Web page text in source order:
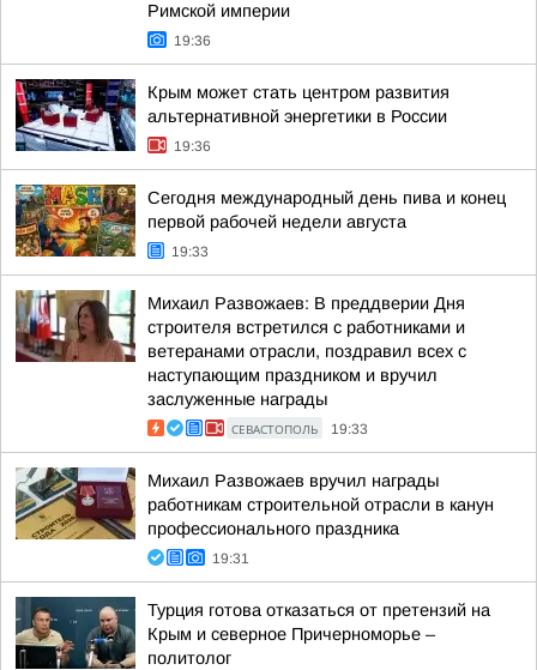
Римской империи
19:36
Крым может стать центром развития
альтернативной энергетики в России
19:36
Сегодня международный день пива и конец
первой рабочей недели августа
19:33
Михаил Развожаев: В преддверии Дня
строителя встретился с работниками и
ветеранами отрасли, поздравил всех с
наступающим праздником и вручил
заслуженные награды
СЕВАСТОПОЛЬ 19:33
Михаил Развожаев вручил награды
работникам строительной отрасли в канун
профессионального праздника
19:31
Турция готова отказаться от претензий на
Крым и северное Причерноморье –
политолог